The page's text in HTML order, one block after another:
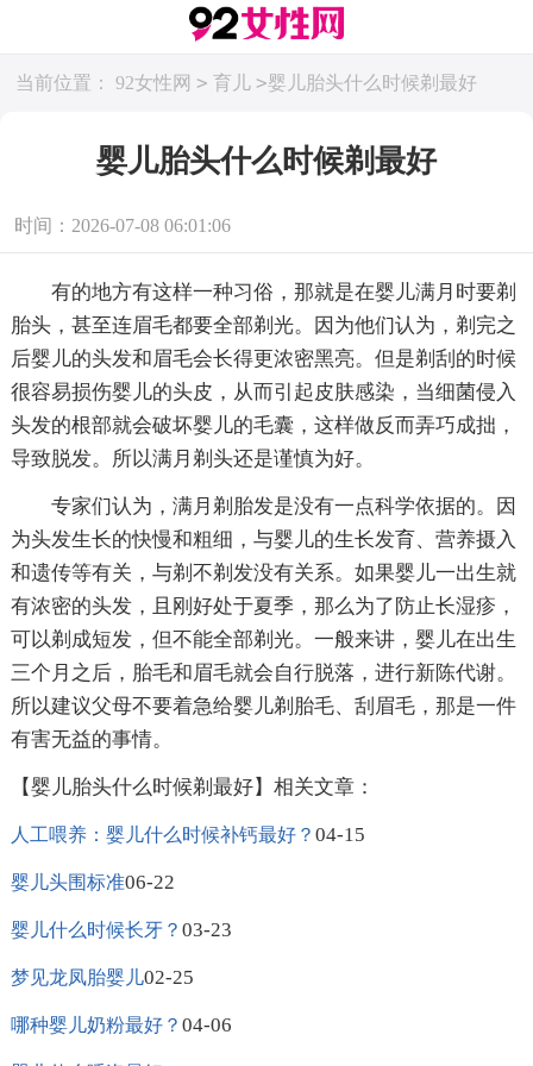
当前位置： 92女性网 > 育儿 >婴儿胎头什么时候剃最好
婴儿胎头什么时候剃最好
时间：2026-07-08 06:01:06
有的地方有这样一种习俗，那就是在婴儿满月时要剃
胎头，甚至连眉毛都要全部剃光。因为他们认为，剃完之
后婴儿的头发和眉毛会长得更浓密黑亮。但是剃刮的时候
很容易损伤婴儿的头皮，从而引起皮肤感染，当细菌侵入
头发的根部就会破坏婴儿的毛囊，这样做反而弄巧成拙，
导致脱发。所以满月剃头还是谨慎为好。
专家们认为，满月剃胎发是没有一点科学依据的。因
为头发生长的快慢和粗细，与婴儿的生长发育、营养摄入
和遗传等有关，与剃不剃发没有关系。如果婴儿一出生就
有浓密的头发，且刚好处于夏季，那么为了防止长湿疹，
可以剃成短发，但不能全部剃光。一般来讲，婴儿在出生
三个月之后，胎毛和眉毛就会自行脱落，进行新陈代谢。
所以建议父母不要着急给婴儿剃胎毛、刮眉毛，那是一件
有害无益的事情。
【婴儿胎头什么时候剃最好】相关文章：
人工喂养：婴儿什么时候补钙最好？ 04-15
婴儿头围标准06-22
婴儿什么时候长牙？ 03-23
梦见龙凤胎婴儿02-25
哪种婴儿奶粉最好？ 04-06